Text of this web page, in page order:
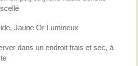
Jaune Or Lumineux
dans un endroit frais et sec, à